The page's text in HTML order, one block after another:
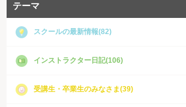
テーマ
スクールの最新情報(82)
インストラクター日記(106)
受講生・卒業生のみなさま(39)